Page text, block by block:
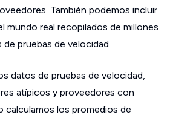
También podemos incluir
mundo real recopilados de millones
pruebas de velocidad.
datos de pruebas de velocidad,
atípicos y proveedores con
calculamos los promedios de